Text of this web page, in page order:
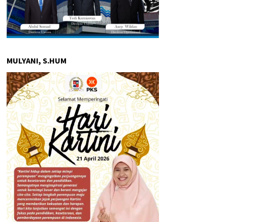
MULYANI, S.HUM